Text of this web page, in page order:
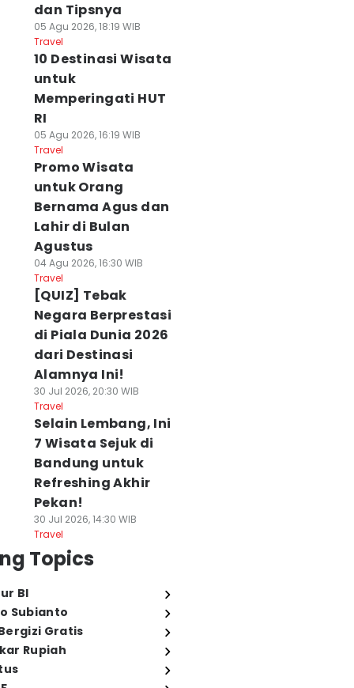
dan Tipsnya
05 Agu 2026, 18:19 WIB
Travel
10 Destinasi Wisata
untuk
Memperingati HUT
RI
05 Agu 2026, 16:19 WIB
Travel
Promo Wisata
untuk Orang
Bernama Agus dan
Lahir di Bulan
Agustus
04 Agu 2026, 16:30 WIB
Travel
[QUIZ] Tebak
Negara Berprestasi
di Piala Dunia 2026
dari Destinasi
Alamnya Ini!
30 Jul 2026, 20:30 WIB
Travel
Selain Lembang, Ini
7 Wisata Sejuk di
Bandung untuk
Refreshing Akhir
Pekan!
30 Jul 2026, 14:30 WIB
Travel
Topics
BI
Subianto
Gratis
Rupiah